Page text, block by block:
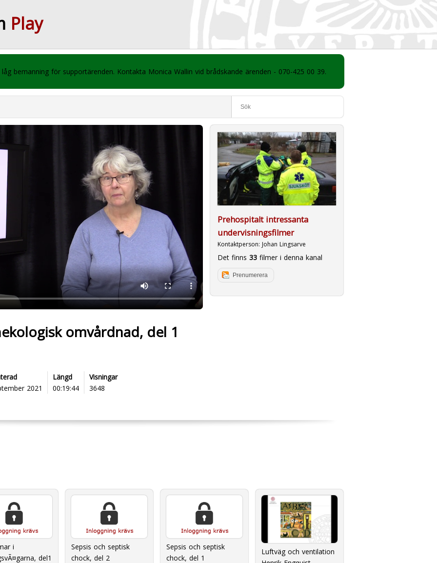
Play
bemanning för supportärenden. Kontakta Monica Wallin vid brådskande ärenden - 070-425 00 39.
Prehospitalt intressanta
undervisningsfilmer
Kontaktperson: Johan Lingsarve
Det finns 33filmer i denna kanal
Prenumerera
omvårdnad, del 1
2021
Längd
00:19:44
Visningar
3648
i
del1
Sepsis och septisk
chock, del 2
Sepsis och septisk
chock, del 1
Luftväg och ventilation